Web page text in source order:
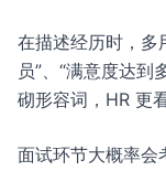
在描述经历时，多
员”、“满意度达到
砌形容词，HR 更
面试环节大概率会